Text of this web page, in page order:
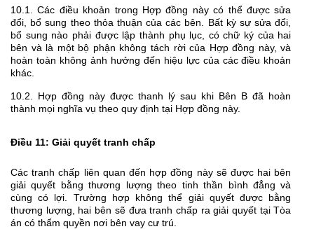
10.1. Các điều khoản trong Hợp đồng này có thể được sửa
đổi, bổ sung theo thỏa thuận của các bên. Bất kỳ sự sửa đổi,
bổ sung nào phải được lập thành phụ lục, có chữ ký của hai
bên và là một bộ phận không tách rời của Hợp đồng này, và
hoàn toàn không ảnh hưởng đến hiệu lực của các điều khoản
khác.
10.2. Hợp đồng này được thanh lý sau khi Bên B đã hoàn
thành mọi nghĩa vụ theo quy định tại Hợp đồng này.
Điều 11: Giải quyết tranh chấp
Các tranh chấp liên quan đến hợp đồng này sẽ được hai bên
giải quyết bằng thương lượng theo tinh thần bình đẳng và
cùng có lợi. Trường hợp không thể giải quyết được bằng
thương lượng, hai bên sẽ đưa tranh chấp ra giải quyết tại Tòa
án có thẩm quyền nơi bên vay cư trú.